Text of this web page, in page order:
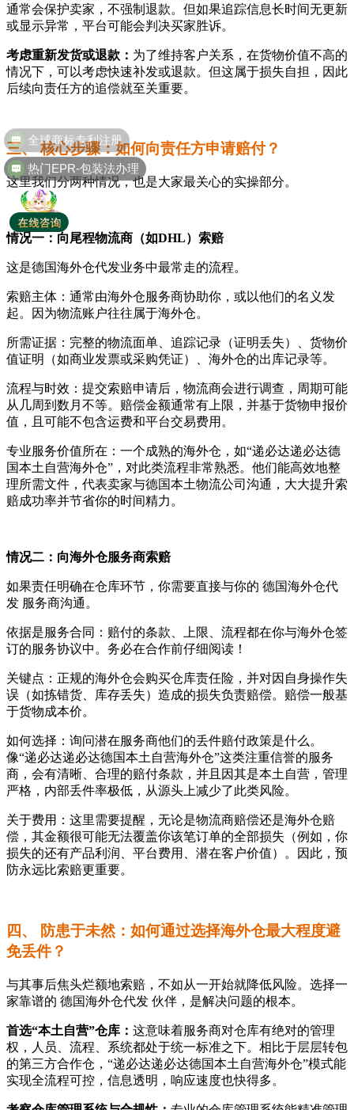
通常会保护卖家，不强制退款。但如果追踪信息长时间无更新
或显示异常，平台可能会判决买家胜诉。
考虑重新发货或退款： 为了维持客户关系，在货物价值不高的
情况下，可以考虑快速补发或退款。但这属于损失自担，因此
后续向责任方的追偿就至关重要。
三、 核心步骤：如何向责任方申请赔付？
这里我们分两种情况，也是大家最关心的实操部分。
情况一：向尾程物流商（如DHL）索赔
这是德国海外仓代发业务中最常走的流程。
索赔主体：通常由海外仓服务商协助你，或以他们的名义发
起。因为物流账户往往属于海外仓。
所需证据：完整的物流面单、追踪记录（证明丢失）、货物价
值证明（如商业发票或采购凭证）、海外仓的出库记录等。
流程与时效：提交索赔申请后，物流商会进行调查，周期可能
从几周到数月不等。赔偿金额通常有上限，并基于货物申报价
值，且可能不包含运费和平台交易费用。
专业服务价值所在：一个成熟的海外仓，如“递必达递必达德
国本土自营海外仓”，对此类流程非常熟悉。他们能高效地整
理所需文件，代表卖家与德国本土物流公司沟通，大大提升索
赔成功率并节省你的时间精力。
情况二：向海外仓服务商索赔
如果责任明确在仓库环节，你需要直接与你的 德国海外仓代
发 服务商沟通。
依据是服务合同：赔付的条款、上限、流程都在你与海外仓签
订的服务协议中。务必在合作前仔细阅读！
关键点：正规的海外仓会购买仓库责任险，并对因自身操作失
误（如拣错货、库存丢失）造成的损失负责赔偿。赔偿一般基
于货物成本价。
如何选择：询问潜在服务商他们的丢件赔付政策是什么。
像“递必达递必达德国本土自营海外仓”这类注重信誉的服务
商，会有清晰、合理的赔付条款，并且因其是本土自营，管理
严格，内部丢件率极低，从源头上减少了此类风险。
关于费用：这里需要提醒，无论是物流商赔偿还是海外仓赔
偿，其金额很可能无法覆盖你该笔订单的全部损失（例如，你
损失的还有产品利润、平台费用、潜在客户价值）。因此，预
防永远比索赔更重要。
四、 防患于未然：如何通过选择海外仓最大程度避
免丢件？
与其事后焦头烂额地索赔，不如从一开始就降低风险。选择一
家靠谱的 德国海外仓代发 伙伴，是解决问题的根本。
首选“本土自营”仓库： 这意味着服务商对仓库有绝对的管理
权，人员、流程、系统都处于统一标准之下。相比于层层转包
的第三方合作仓，“递必达递必达德国本土自营海外仓”模式能
实现全流程可控，信息透明，响应速度也快得多。
热门EPR-包装法办理